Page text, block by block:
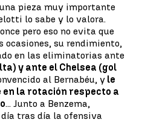
pieza muy importante
lo sabe y lo valora.
pero eso no evita que
su rendimiento,
en las eliminatorias ante
y ante el Chelsea (gol
al Bernabéu, y le
la rotación respecto a
... Junto a Benzema,
tras día la ofensiva